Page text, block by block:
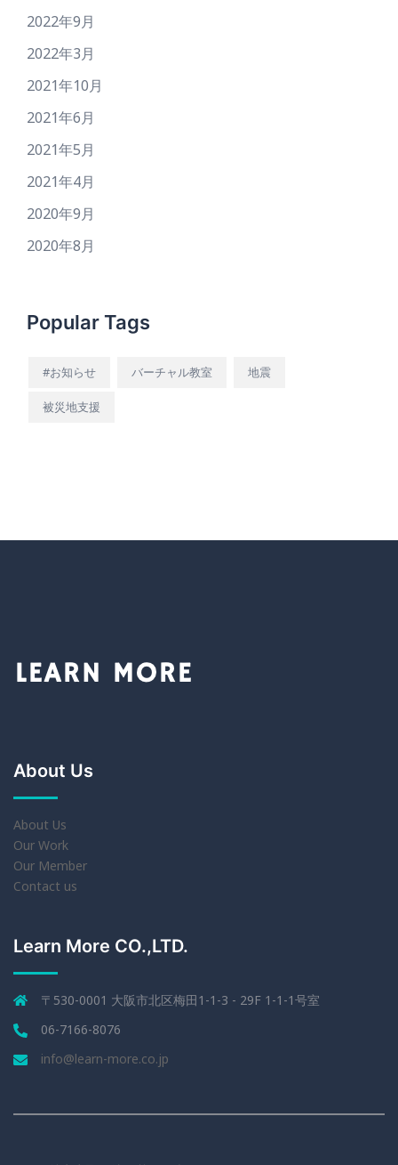
2022年9月
2022年3月
2021年10月
2021年6月
2021年5月
2021年4月
2020年9月
2020年8月
Popular Tags
#お知らせ バーチャル教室 地震
被災地支援
About Us
About Us
Our Work
Our Member
Contact us
Learn More CO.,LTD.
〒530-0001 大阪市北区梅田1-1-3 - 29F 1-1-1号室
06-7166-8076
info@learn-more.co.jp